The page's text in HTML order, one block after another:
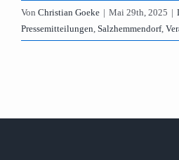
Von Christian Goeke | Mai 29th, 2025 |
Pressemitteilungen, Salzhemmendorf,